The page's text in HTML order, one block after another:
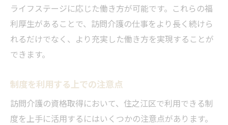
ライフステージに応じた働き方が可能です。これらの福
利厚生があることで、訪問介護の仕事をより長く続けら
れるだけでなく、より充実した働き方を実現することが
できます。
制度を利用する上での注意点
訪問介護の資格取得において、住之江区で利用できる制
度を上手に活用するにはいくつかの注意点があります。